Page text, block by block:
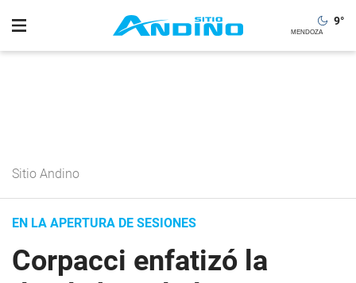
9°
Sitio Andino
EN LA APERTURA DE SESIONES
Corpacci enfatizó la